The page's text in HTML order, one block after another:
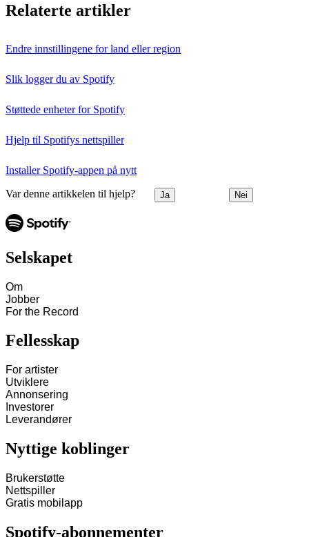
Relaterte artikler
Endre innstillingene for land eller region
Slik logger du av Spotify
Støttede enheter for Spotify
Hjelp til Spotifys nettspiller
Installer Spotify-appen på nytt
Var denne artikkelen til hjelp? Ja Nei
Selskapet
Om
Jobber
For the Record
Fellesskap
For artister
Utviklere
Annonsering
Investorer
Leverandører
Nyttige koblinger
Brukerstøtte
Nettspiller
Gratis mobilapp
Spotify-abonnementer